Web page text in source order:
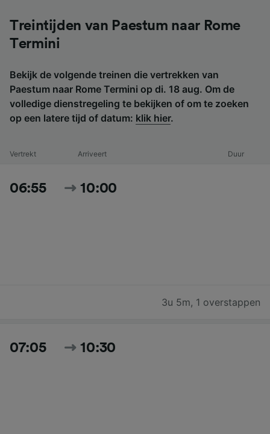
Treintijden van Paestum naar Rome
Termini
Bekijk de volgende treinen die vertrekken van
Paestum naar Rome Termini op di. 18 aug. Om de
volledige dienstregeling te bekijken of om te zoeken
op een latere tijd of datum: klik hier.
Vertrekt Arriveert Duur
06:55 10:00
3u 5m, 1 overstappen
07:05 10:30